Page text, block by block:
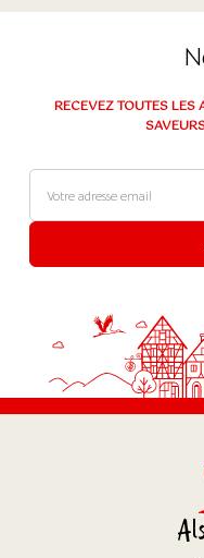
(1 avis)
RECEVEZ TOUTES LES